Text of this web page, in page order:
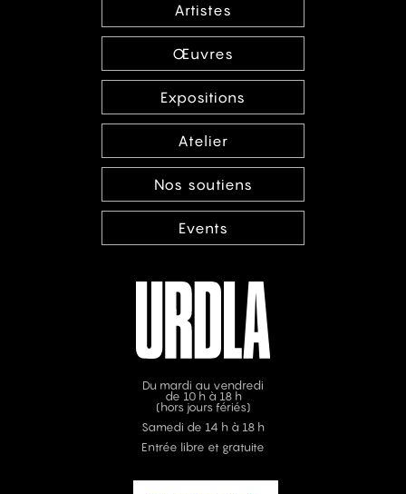
Artistes
Œuvres
Expositions
Atelier
Nos soutiens
Events
Du mardi au vendredi
de 10 h à 18 h
(hors jours fériés)
Samedi de 14 h à 18 h
Entrée libre et gratuite